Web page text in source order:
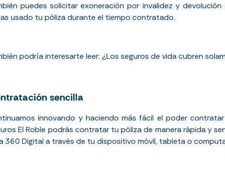
puedes solicitar exoneración por invalidez y
usado tu póliza durante el tiempo contratado.
podría interesarte leer: ¿Los seguros de vida cubren
sencilla
innovando y haciendo más fácil el poder
El Roble podrás contratar tu póliza de manera rápida y
360 Digitala través de tu dispositivo móvil, tableta o